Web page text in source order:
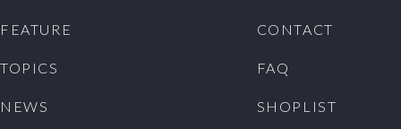
FEATURE
TOPICS
NEWS
CONTACT
FAQ
SHOPLIST